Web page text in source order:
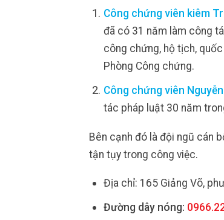
Công chứng viên kiêm
đã có 31 năm làm công
công chứng, hộ tịch,
Phòng Công chứng.
Công chứng viên
tác pháp luật 30 năm
Bên cạnh đó là đội ngũ cán
tận tụy trong công việc.
Địa chỉ: 165 Giảng Võ,
Đường dây nóng: